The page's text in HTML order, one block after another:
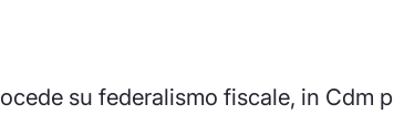
su federalismo fiscale, in Cdm